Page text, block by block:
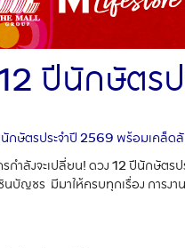
ปีนักษัตร
นักษัตรประจำปี 2569 พร้อมเคล็ด
รกำลังจะเปลี่ยน! ดวง 12 ปีนักษัต
บัญชร มีมาให้ครบทุกเรื่อง การงาน